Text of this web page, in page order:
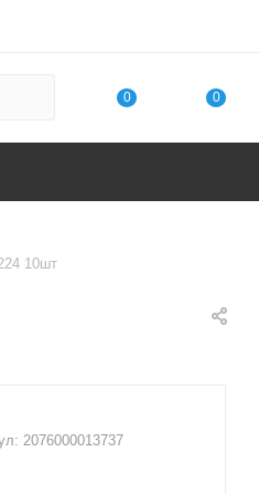
0 0
10шт
2076000013737